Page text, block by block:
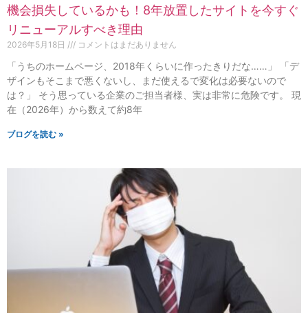
機会損失しているかも！8年放置したサイトを今すぐ
リニューアルすべき理由
2026年5月18日 コメントはまだありません
「うちのホームページ、2018年くらいに作ったきりだな……」 「デ
ザインもそこまで悪くないし、まだ使えるで変化は必要ないので
は？」 そう思っている企業のご担当者様、実は非常に危険です。 現
在（2026年）から数えて約8年
ブログを読む »